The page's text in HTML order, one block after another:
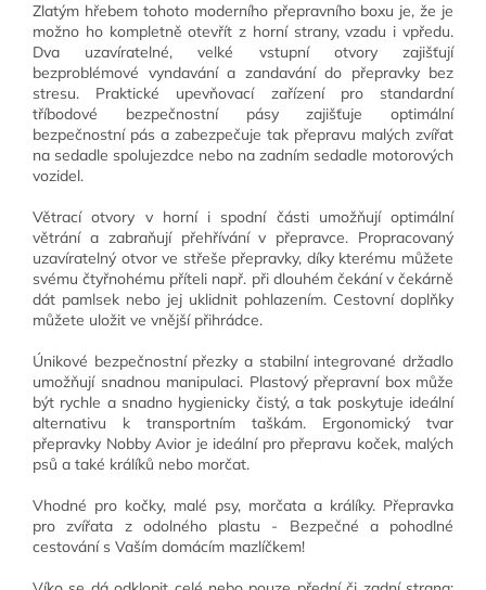
Zlatým hřebem tohoto moderního přepravního boxu je, že je
možno ho kompletně otevřít z horní strany, vzadu i vpředu.
Dva uzavíratelné, velké vstupní otvory zajišťují
bezproblémové vyndavání a zandavání do přepravky bez
stresu. Praktické upevňovací zařízení pro standardní
tříbodové bezpečnostní pásy zajišťuje optimální
bezpečnostní pás a zabezpečuje tak přepravu malých zvířat
na sedadle spolujezdce nebo na zadním sedadle motorových
vozidel.
Větrací otvory v horní i spodní části umožňují optimální
větrání a zabraňují přehřívání v přepravce. Propracovaný
uzavíratelný otvor ve střeše přepravky, díky kterému můžete
svému čtyřnohému příteli např. při dlouhém čekání v čekárně
dát pamlsek nebo jej uklidnit pohlazením. Cestovní doplňky
můžete uložit ve vnější přihrádce.
Únikové bezpečnostní přezky a stabilní integrované držadlo
umožňují snadnou manipulaci. Plastový přepravní box může
být rychle a snadno hygienicky čistý, a tak poskytuje ideální
alternativu k transportním taškám. Ergonomický tvar
přepravky Nobby Avior je ideální pro přepravu koček, malých
psů a také králíků nebo morčat.
Vhodné pro kočky, malé psy, morčata a králíky. Přepravka
pro zvířata z odolného plastu - Bezpečné a pohodlné
cestování s Vaším domácím mazlíčkem!